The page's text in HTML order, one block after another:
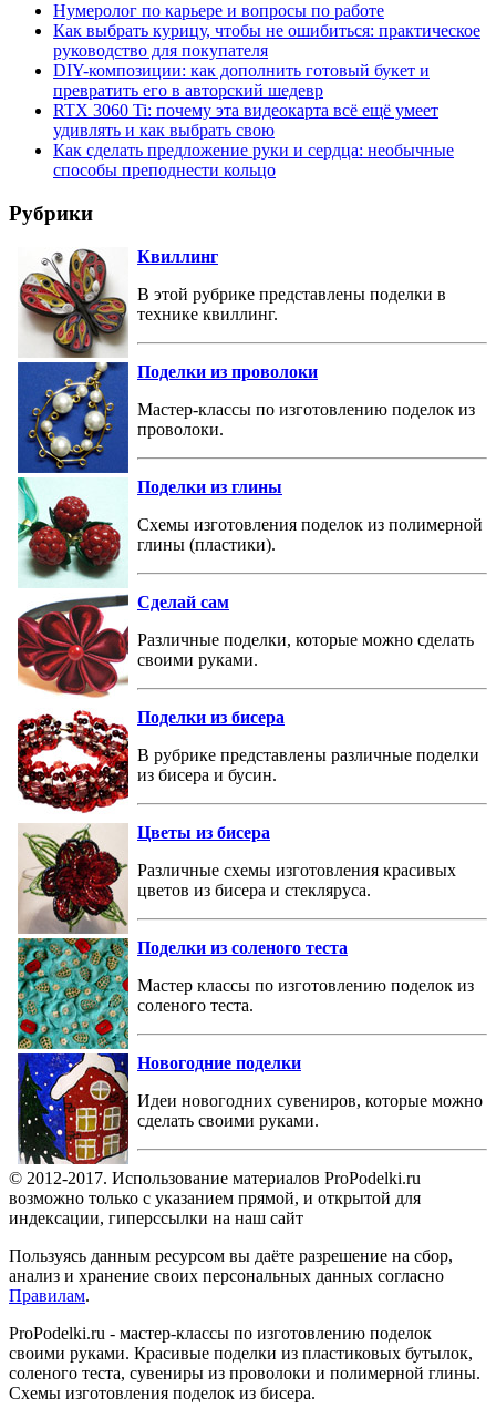
Нумеролог по карьере и вопросы по работе
Как выбрать курицу, чтобы не ошибиться: практическое
руководство для покупателя
DIY-композиции: как дополнить готовый букет и
превратить его в авторский шедевр
RTX 3060 Ti: почему эта видеокарта всё ещё умеет
удивлять и как выбрать свою
Как сделать предложение руки и сердца: необычные
способы преподнести кольцо
Рубрики
Квиллинг
В этой рубрике представлены поделки в
технике квиллинг.
Поделки из проволоки
Мастер-классы по изготовлению поделок из
проволоки.
Поделки из глины
Схемы изготовления поделок из полимерной
глины (пластики).
Сделай сам
Различные поделки, которые можно сделать
своими руками.
Поделки из бисера
В рубрике представлены различные поделки
из бисера и бусин.
Цветы из бисера
Различные схемы изготовления красивых
цветов из бисера и стекляруса.
Поделки из соленого теста
Мастер классы по изготовлению поделок из
соленого теста.
Новогодние поделки
Идеи новогодних сувениров, которые можно
сделать своими руками.
© 2012-2017. Использование материалов ProPodelki.ru
возможно только с указанием прямой, и открытой для
индексации, гиперссылки на наш сайт
Пользуясь данным ресурсом вы даёте разрешение на сбор,
анализ и хранение своих персональных данных согласно
Правилам.
ProPodelki.ru - мастер-классы по изготовлению поделок
своими руками. Красивые поделки из пластиковых бутылок,
соленого теста, сувениры из проволоки и полимерной глины.
Схемы изготовления поделок из бисера.